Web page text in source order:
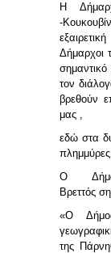
Η
-
Δήμαρχοι
τον
βρεθούν
μας ,
εδώ στα
Ο
Βρεττός
«Ο
της